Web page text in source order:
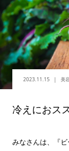
2023.11.15 美
冷えにおス
みなさんは、『